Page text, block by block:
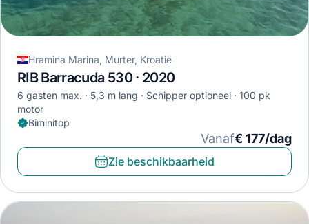
Hramina Marina, Murter, Kroatië
RIB Barracuda 530 · 2020
6 gasten max. 5,3 m lang Schipper optioneel
100 pk
motor
Biminitop
Vanaf€ 177/dag
Zie beschikbaarheid